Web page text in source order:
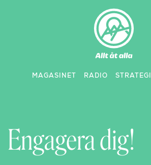
MAGASINET RADIO STRATEGI
Engagera dig!